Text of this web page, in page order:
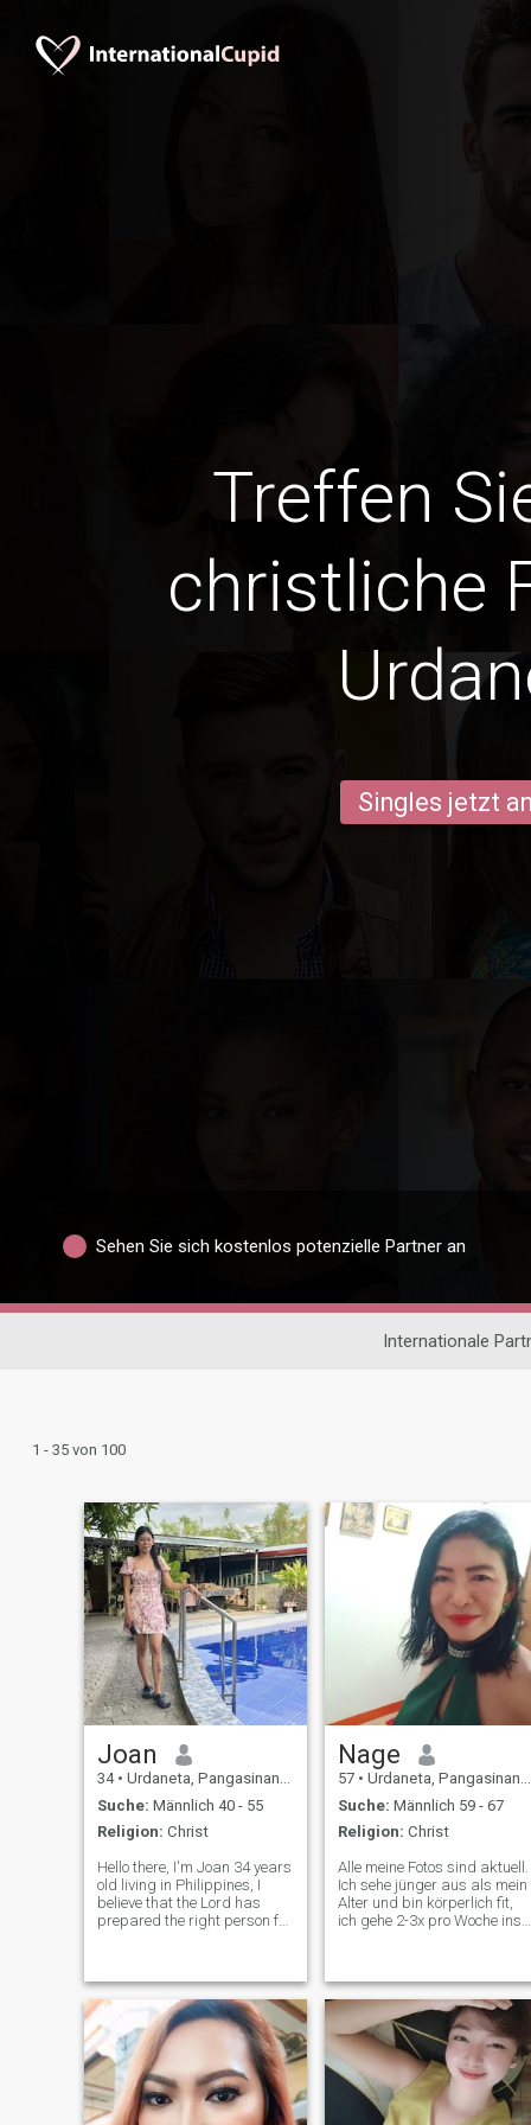
Treffen
christliche
Singles jetzt
Sehen Sie sich kostenlos potenzielle Partner an
Internationale
1 - 35 von 100
Joan
34 • Urdaneta, Pangasinan, Philippinen
Suche: Männlich 40 - 55
Religion: Christ
Hello there, I'm Joan 34 years
old living in Philippines, I
believe that the Lord has
prepared the right person for
for me. I am looking for
serious relationship t
Nage
57 • Urdaneta, Pangasinan, Philippinen
Suche: Männlich 59 - 67
Religion: Christ
Alle meine Fotos sind aktuell.
Ich sehe jünger aus als mein
Alter und bin körperlich fit,
ich gehe 2-3x pro Woche ins
Jahren. Bitte! 25--55-Jährige
verschwenden keine Zeit, ich
werde dich nicht unterhalten
und Betrüger werden
automatisch blockiert. Ich
eine locker gehende Frau mit
einem guten Sinn für Humor.
Ich möchte gerne in großer